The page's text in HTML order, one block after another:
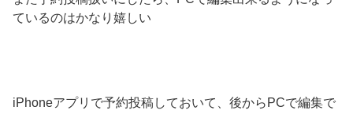
ているのはかなり嬉しい
iPhoneアプリで予約投稿しておいて、後からPCで編集で